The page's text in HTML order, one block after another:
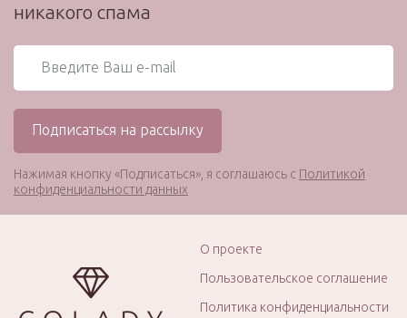
никакого спама
Нажимая кнопку «Подписаться», я соглашаюсь с Политикой
конфиденциальности данных
О проекте
Пользовательское соглашение
Политика конфиденциальности